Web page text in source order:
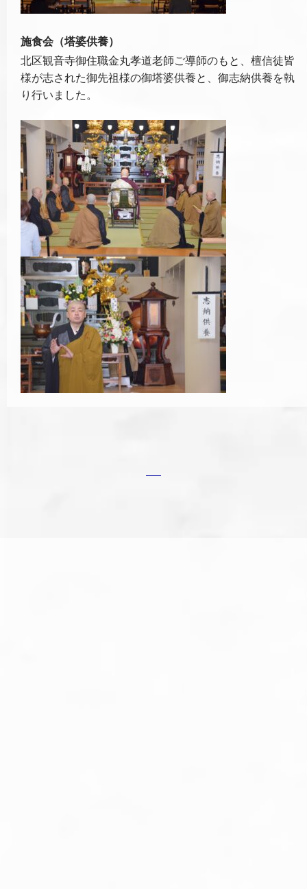
施食会（塔婆供養）
北区観音寺御住職金丸孝道老師ご導師のもと、檀信徒皆
様が志された御先祖様の御塔婆供養と、御志納供養を執
り行いました。